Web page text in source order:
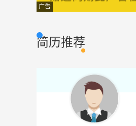
广告
简历推荐